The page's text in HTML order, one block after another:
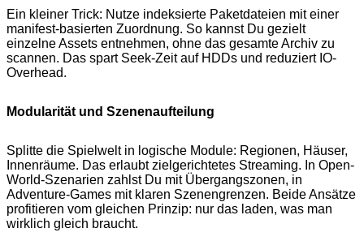
Ein kleiner Trick: Nutze indeksierte Paketdateien mit einer
manifest-basierten Zuordnung. So kannst Du gezielt
einzelne Assets entnehmen, ohne das gesamte Archiv zu
scannen. Das spart Seek-Zeit auf HDDs und reduziert IO-
Overhead.
Modularität und Szenenaufteilung
Splitte die Spielwelt in logische Module: Regionen, Häuser,
Innenräume. Das erlaubt zielgerichtetes Streaming. In Open-
World-Szenarien zahlst Du mit Übergangszonen, in
Adventure-Games mit klaren Szenengrenzen. Beide Ansätze
profitieren vom gleichen Prinzip: nur das laden, was man
wirklich gleich braucht.